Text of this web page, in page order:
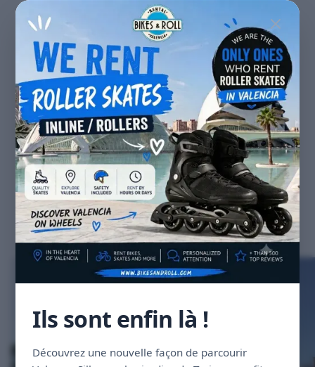
Explorezla
propre
rythme
Ils sont enfin là !
Découvrez une nouvelle façon de parcourir